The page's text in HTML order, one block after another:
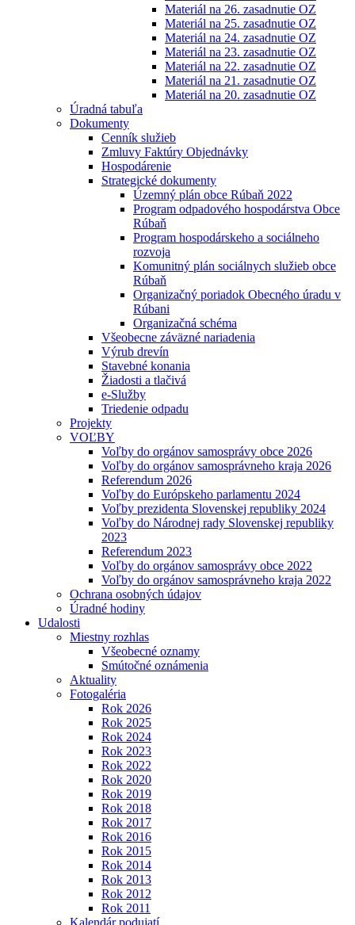
Materiál na 26. zasadnutie OZ
Materiál na 25. zasadnutie OZ
Materiál na 24. zasadnutie OZ
Materiál na 23. zasadnutie OZ
Materiál na 22. zasadnutie OZ
Materiál na 21. zasadnutie OZ
Materiál na 20. zasadnutie OZ
Úradná tabuľa
Dokumenty
Cenník služieb
Zmluvy Faktúry Objednávky
Hospodárenie
Strategické dokumenty
Územný plán obce Rúbaň 2022
Program odpadového hospodárstva Obce
Rúbaň
Program hospodárskeho a sociálneho
rozvoja
Komunitný plán sociálnych služieb obce
Rúbaň
Organizačný poriadok Obecného úradu v
Rúbani
Organizačná schéma
Všeobecne záväzné nariadenia
Výrub drevín
Stavebné konania
Žiadosti a tlačivá
e-Služby
Triedenie odpadu
Projekty
VOĽBY
Voľby do orgánov samosprávy obce 2026
Voľby do orgánov samosprávneho kraja 2026
Referendum 2026
Voľby do Európskeho parlamentu 2024
Voľby prezidenta Slovenskej republiky 2024
Voľby do Národnej rady Slovenskej republiky
2023
Referendum 2023
Voľby do orgánov samosprávy obce 2022
Voľby do orgánov samosprávneho kraja 2022
Ochrana osobných údajov
Úradné hodiny
Udalosti
Miestny rozhlas
Všeobecné oznamy
Smútočné oznámenia
Aktuality
Fotogaléria
Rok 2026
Rok 2025
Rok 2024
Rok 2023
Rok 2022
Rok 2020
Rok 2019
Rok 2018
Rok 2017
Rok 2016
Rok 2015
Rok 2014
Rok 2013
Rok 2012
Rok 2011
Kalendár podujatí